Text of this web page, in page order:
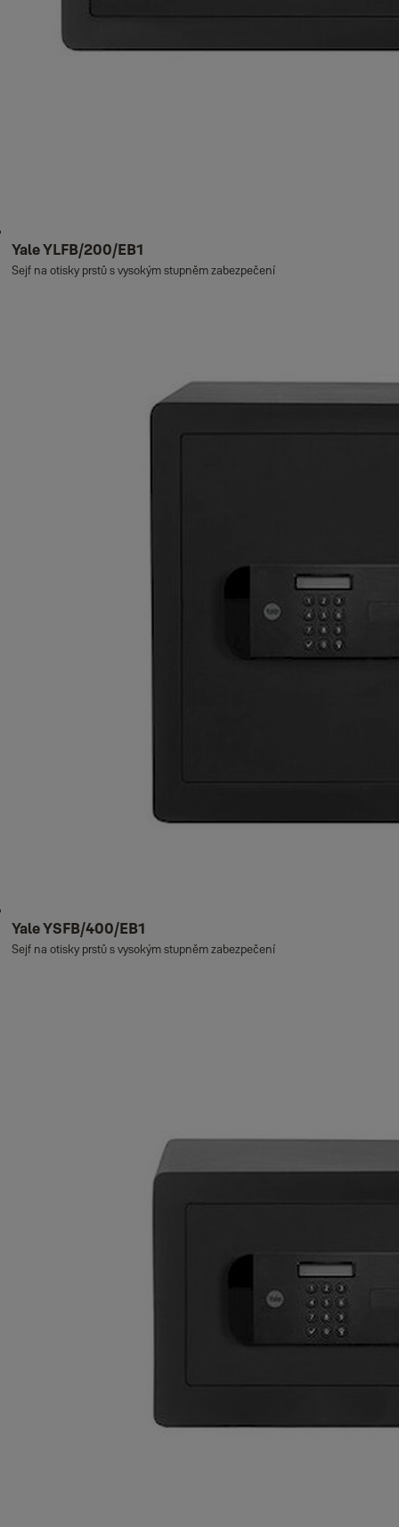
Yale YLFB/200/EB1
Sejf na otisky prstů s vysokým stupněm zabezpečení
Yale YSFB/400/EB1
Sejf na otisky prstů s vysokým stupněm zabezpečení